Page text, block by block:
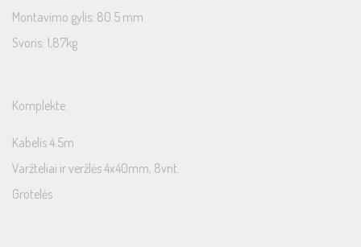
Montavimo gylis: 80.5 mm
Svoris: 1,87kg
Komplekte:
Kabelis 4.5m
Varžteliai ir veržlės 4x40mm, 8vnt.
Grotelės